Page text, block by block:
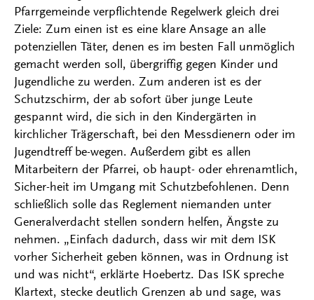
Pfarrgemeinde verpflichtende Regelwerk gleich drei
Ziele: Zum einen ist es eine klare Ansage an alle
potenziellen Täter, denen es im besten Fall unmöglich
gemacht werden soll, übergriffig gegen Kinder und
Jugendliche zu werden. Zum anderen ist es der
Schutzschirm, der ab sofort über junge Leute
gespannt wird, die sich in den Kindergärten in
kirchlicher Trägerschaft, bei den Messdienern oder im
Jugendtreff be-wegen. Außerdem gibt es allen
Mitarbeitern der Pfarrei, ob haupt- oder ehrenamtlich,
Sicher-heit im Umgang mit Schutzbefohlenen. Denn
schließlich solle das Reglement niemanden unter
Generalverdacht stellen sondern helfen, Ängste zu
nehmen. „Einfach dadurch, dass wir mit dem ISK
vorher Sicherheit geben können, was in Ordnung ist
und was nicht“, erklärte Hoebertz. Das ISK spreche
Klartext, stecke deutlich Grenzen ab und sage, was